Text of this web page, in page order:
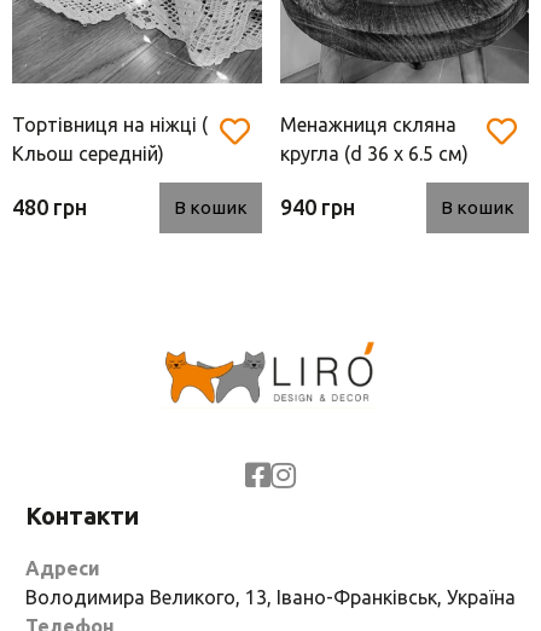
Тортівниця на ніжці (
Кльош середній)
480 грн В кошик
Менажниця скляна
кругла (d 36 х 6.5 см)
940 грн В кошик
Контакти
Адреси
Володимира Великого, 13, Івано-Франківськ, Україна
Телефон